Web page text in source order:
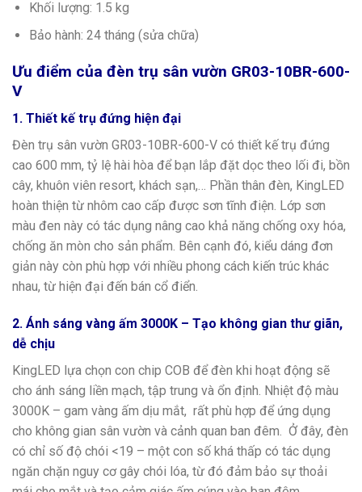
Khối lượng: 1.5 kg
Bảo hành: 24 tháng (sửa chữa)
Ưu điểm của đèn trụ sân vườn GR03-10BR-600-
V
1. Thiết kế trụ đứng hiện đại
Đèn trụ sân vườn GR03-10BR-600-V có thiết kế trụ đứng
cao 600 mm, tỷ lệ hài hòa để bạn lắp đặt dọc theo lối đi, bồn
cây, khuôn viên resort, khách sạn,… Phần thân đèn, KingLED
hoàn thiện từ nhôm cao cấp được sơn tĩnh điện. Lớp sơn
màu đen này có tác dụng nâng cao khả năng chống oxy hóa,
chống ăn mòn cho sản phẩm. Bên cạnh đó, kiểu dáng đơn
giản này còn phù hợp với nhiều phong cách kiến trúc khác
nhau, từ hiện đại đến bán cổ điển.
2. Ánh sáng vàng ấm 3000K – Tạo không gian thư giãn,
dễ chịu
KingLED lựa chọn con chip COB để đèn khi hoạt động sẽ
cho ánh sáng liền mạch, tập trung và ổn định. Nhiệt độ màu
3000K – gam vàng ấm dịu mắt, rất phù hợp để ứng dụng
cho không gian sân vườn và cảnh quan ban đêm. Ở đây, đèn
có chỉ số độ chói <19 – một con số khá thấp có tác dụng
ngăn chặn nguy cơ gây chói lóa, từ đó đảm bảo sự thoải